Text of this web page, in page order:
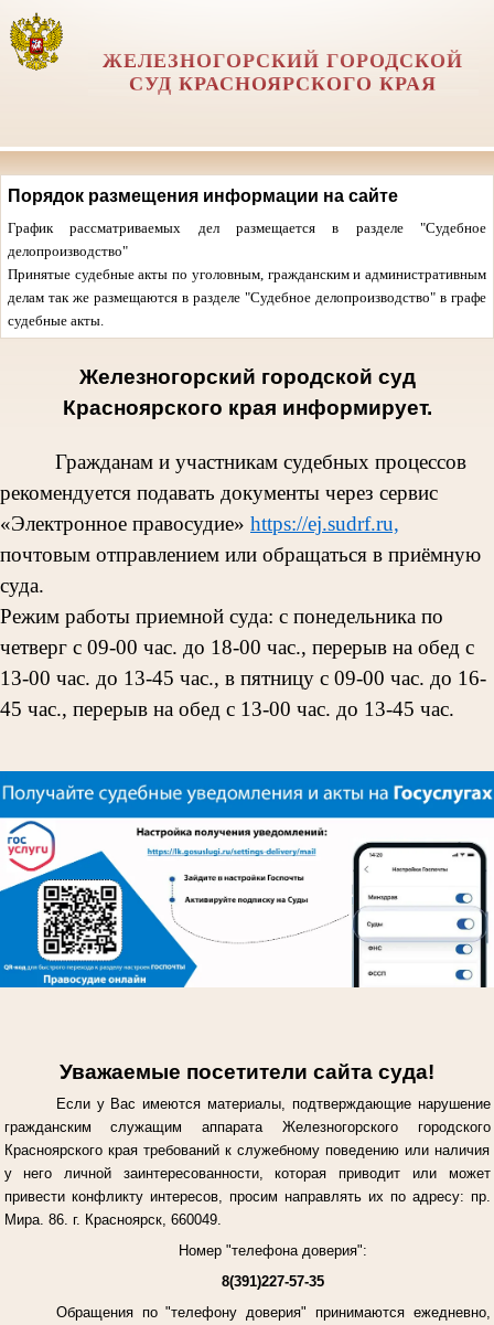
ЖЕЛЕЗНОГОРСКИЙ ГОРОДСКОЙ
СУД КРАСНОЯРСКОГО КРАЯ
Порядок размещения информации на сайте
График рассматриваемых дел размещается в разделе "Судебное
делопроизводство"
Принятые судебные акты по уголовным, гражданским и административным
делам так же размещаются в разделе "Судебное делопроизводство" в графе
судебные акты.
Железногорский городской суд
Красноярского края информирует.
Гражданам и участникам судебных процессов
рекомендуется подавать документы через сервис
«Электронное правосудие» https://ej.sudrf.ru,
почтовым отправлением или обращаться в приёмную
суда.
Режим работы приемной суда: с понедельника по
четверг с 09-00 час. до 18-00 час., перерыв на обед с
13-00 час. до 13-45 час., в пятницу с 09-00 час. до 16-
45 час., перерыв на обед с 13-00 час. до 13-45 час.
Уважаемые посетители сайта суда!
Если у Вас имеются материалы, подтверждающие нарушение
гражданским служащим аппарата Железногорского городского
Красноярского края требований к служебному поведению или наличия
у него личной заинтересованности, которая приводит или может
привести конфликту интересов, просим направлять их по адресу: пр.
Мира. 86. г. Красноярск, 660049.
Номер "телефона доверия":
8(391)227-57-35
Обращения по "телефону доверия" принимаются ежедневно,